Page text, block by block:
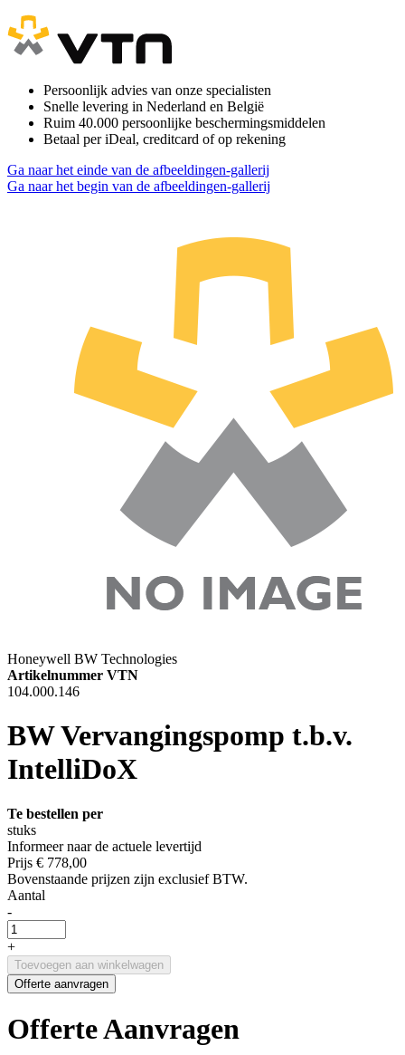
Persoonlijk advies van onze specialisten
Snelle levering in Nederland en België
Ruim 40.000 persoonlijke beschermingsmiddelen
Betaal per iDeal, creditcard of op rekening
Ga naar het einde van de afbeeldingen-gallerij
Ga naar het begin van de afbeeldingen-gallerij
Honeywell BW Technologies
Artikelnummer VTN
104.000.146
BW Vervangingspomp t.b.v.
IntelliDoX
Te bestellen per
stuks
Informeer naar de actuele levertijd
Prijs € 778,00
Bovenstaande prijzen zijn exclusief BTW.
Aantal
-
+
Toevoegen aan winkelwagen
Offerte aanvragen
Offerte Aanvragen